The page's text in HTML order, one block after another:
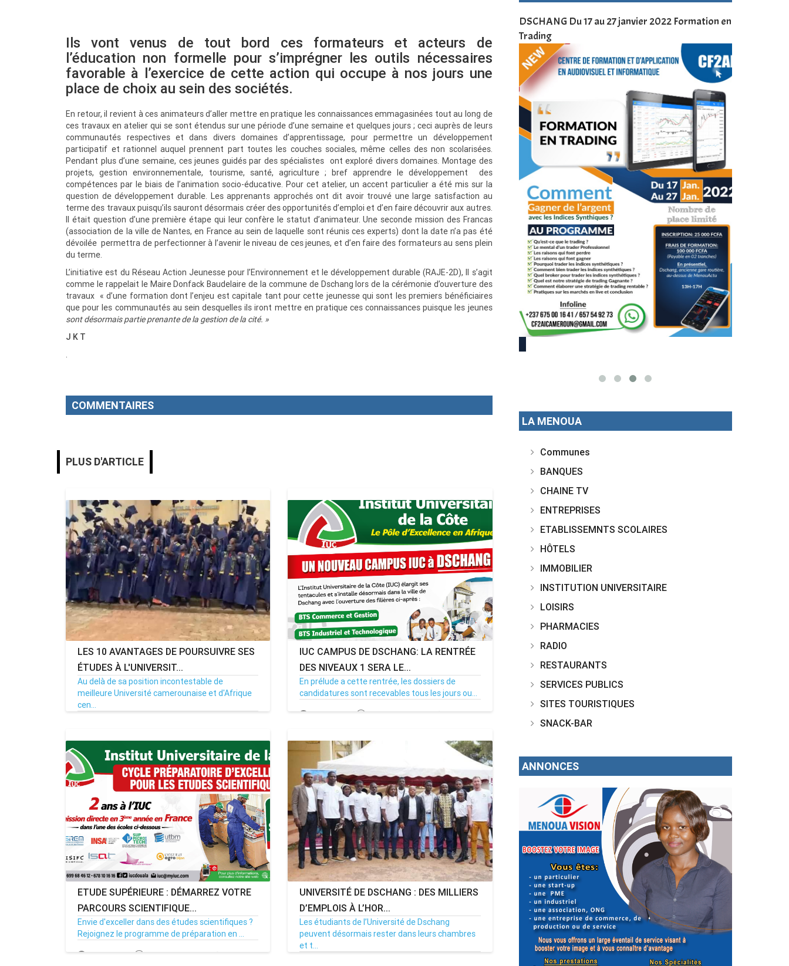
Ils vont venus de tout bord ces formateurs et acteurs de
l’éducation non formelle pour s’imprégner les outils nécessaires
favorable à l’exercice de cette action qui occupe à nos jours une
place de choix au sein des sociétés.
En retour, il revient à ces animateurs d’aller mettre en pratique les connaissances emmagasinées tout au long de
ces travaux en atelier qui se sont étendus sur une période d’une semaine et quelques jours ; ceci auprès de leurs
communautés respectives et dans divers domaines d’apprentissage, pour permettre un développement
participatif et rationnel auquel prennent part toutes les couches sociales, même celles des non scolarisées.
Pendant plus d’une semaine, ces jeunes guidés par des spécialistes ont exploré divers domaines. Montage des
projets, gestion environnementale, tourisme, santé, agriculture ; bref apprendre le développement des
compétences par le biais de l’animation socio-éducative. Pour cet atelier, un accent particulier a été mis sur la
question de développement durable. Les apprenants approchés ont dit avoir trouvé une large satisfaction au
terme des travaux puisqu’ils sauront désormais créer des opportunités d’emploi et d’en faire découvrir aux autres.
Il était question d’une première étape qui leur confère le statut d’animateur. Une seconde mission des Francas
(association de la ville de Nantes, en France au sein de laquelle sont réunis ces experts) dont la date n’a pas été
dévoilée permettra de perfectionner à l’avenir le niveau de ces jeunes, et d’en faire des formateurs au sens plein
du terme.
L’initiative est du Réseau Action Jeunesse pour l’Environnement et le développement durable (RAJE-2D), Il s’agit
comme le rappelait le Maire Donfack Baudelaire de la commune de Dschang lors de la cérémonie d’ouverture des
travaux « d’une formation dont l’enjeu est capitale tant pour cette jeunesse qui sont les premiers bénéficiaires
que pour les communautés au sein desquelles ils iront mettre en pratique ces connaissances puisque les jeunes
sont désormais partie prenante de la gestion de la cité. »
J K T
.
COMMENTAIRES
PLUS D'ARTICLE
LES 10 AVANTAGES DE POURSUIVRE SES
ÉTUDES À L'UNIVERSIT...
Au delà de sa position incontestable de
meilleure Université camerounaise et d'Afrique
cen...
IUC CAMPUS DE DSCHANG: LA RENTRÉE
DES NIVEAUX 1 SERA LE...
En prélude a cette rentrée, les dossiers de
candidatures sont recevables tous les jours ou...
13/09/23 Par MenouActu 0
ETUDE SUPÉRIEURE : DÉMARREZ VOTRE
PARCOURS SCIENTIFIQUE...
Envie d'exceller dans des études scientifiques ?
Rejoignez le programme de préparation en ...
31/08/23 Par MenouActu 0
UNIVERSITÉ DE DSCHANG : DES MILLIERS
D’EMPLOIS À L’HOR...
Les étudiants de l’Université de Dschang
peuvent désormais rester dans leurs chambres
et t...
une formation de qualité, un métier
de formation pratique. Dschang du 17 au 27
janvier 2022
DSCHANG Du 17 au 27 janvier 2022 Formation en
Trading
Cameroun
LA MENOUA
Communes
BANQUES
CHAINE TV
ENTREPRISES
ETABLISSEMNTS SCOLAIRES
HÔTELS
IMMOBILIER
INSTITUTION UNIVERSITAIRE
LOISIRS
PHARMACIES
RADIO
RESTAURANTS
SERVICES PUBLICS
SITES TOURISTIQUES
SNACK-BAR
ANNONCES